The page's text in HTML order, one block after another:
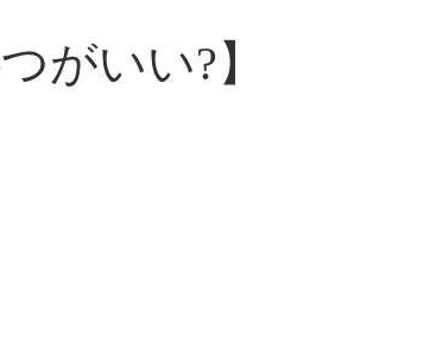
がいい?】